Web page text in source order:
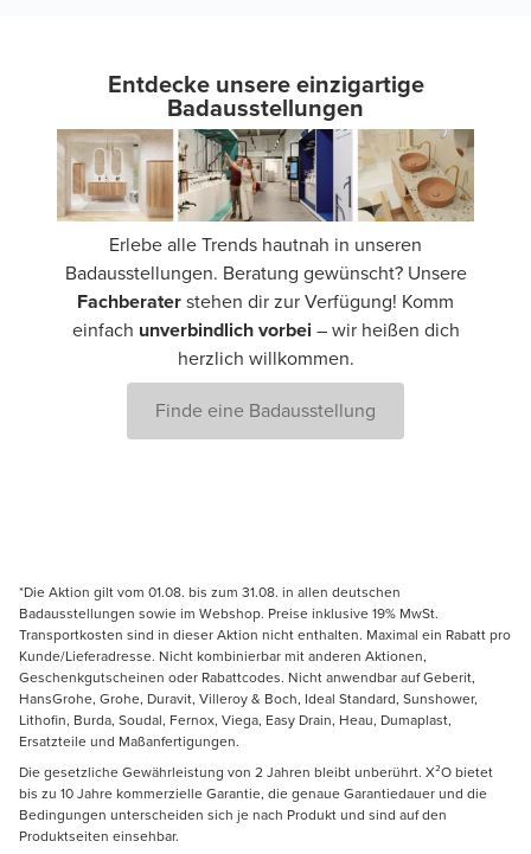
Entdecke unsere einzigartige
Badausstellungen
Erlebe alle Trends hautnah in unseren
Badausstellungen. Beratung gewünscht? Unsere
Fachberaterstehen dir zur Verfügung! Komm
einfach unverbindlich vorbei – wir heißen dich
herzlich willkommen.
Finde eine Badausstellung
*Die Aktion gilt vom 01.08. bis zum 31.08. in allen deutschen
Badausstellungen sowie im Webshop. Preise inklusive 19% MwSt.
Transportkosten sind in dieser Aktion nicht enthalten. Maximal ein Rabatt pro
Kunde/Lieferadresse. Nicht kombinierbar mit anderen Aktionen,
Geschenkgutscheinen oder Rabattcodes. Nicht anwendbar auf Geberit,
HansGrohe, Grohe, Duravit, Villeroy & Boch, Ideal Standard, Sunshower,
Lithofin, Burda, Soudal, Fernox, Viega, Easy Drain, Heau, Dumaplast,
Ersatzteile und Maßanfertigungen.
Die gesetzliche Gewährleistung von 2 Jahren bleibt unberührt. X²O bietet
bis zu 10 Jahre kommerzielle Garantie, die genaue Garantiedauer und die
Bedingungen unterscheiden sich je nach Produkt und sind auf den
Produktseiten einsehbar.